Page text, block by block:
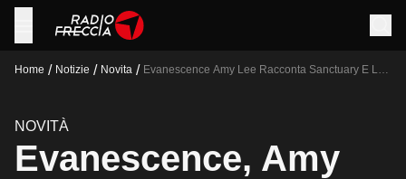
Home / Notizie / Novita / Evanescence Amy Lee Racconta Sanctuary E La
NOVITÀ
Evanescence, Amy